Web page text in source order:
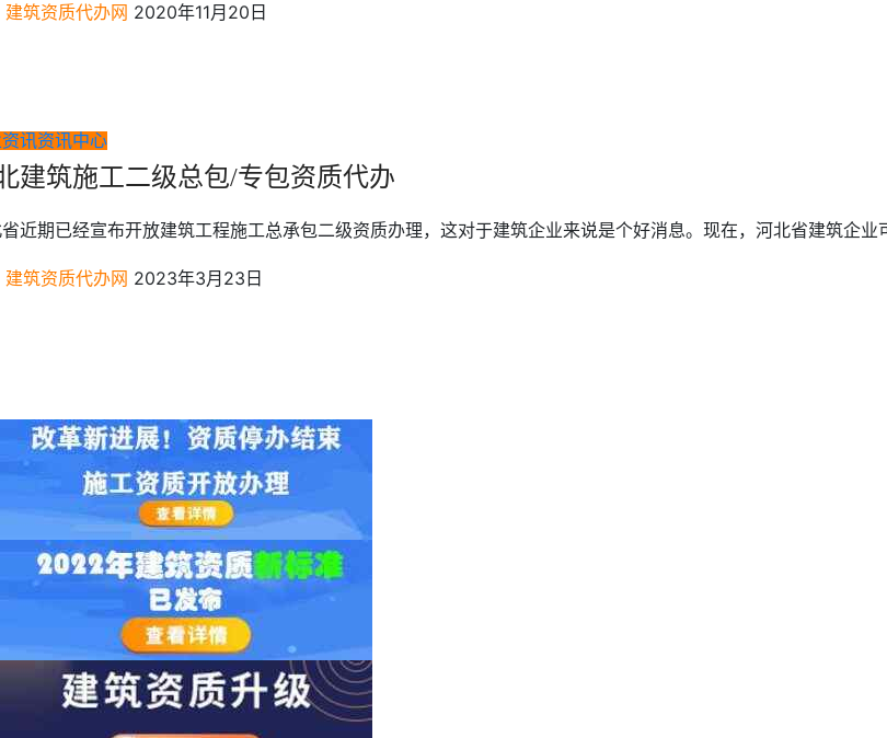
建筑资质代办网 2020年11月20日
讯资讯中心
建筑施工二级总包/专包资质代办
近期已经宣布开放建筑工程施工总承包二级资质办理，这对于建筑企业来说是个好消息。现在，河北省建筑企
建筑资质代办网 2023年3月23日